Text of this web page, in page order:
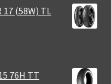
(58W) TL
76H TT